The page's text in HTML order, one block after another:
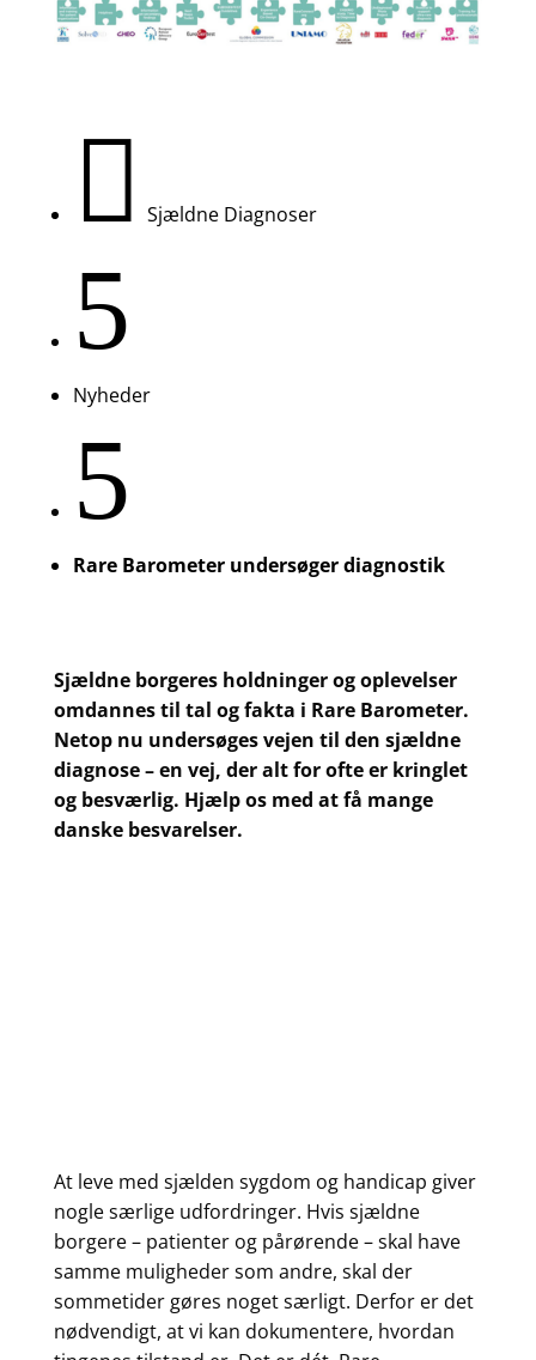
 Sjældne Diagnoser
5
Nyheder
5
Rare Barometer undersøger diagnostik
Sjældne borgeres holdninger og oplevelser
omdannes til tal og fakta i Rare Barometer.
Netop nu undersøges vejen til den sjældne
diagnose – en vej, der alt for ofte er kringlet
og besværlig. Hjælp os med at få mange
danske besvarelser.
At leve med sjælden sygdom og handicap giver
nogle særlige udfordringer. Hvis sjældne
borgere – patienter og pårørende – skal have
samme muligheder som andre, skal der
sommetider gøres noget særligt. Derfor er det
nødvendigt, at vi kan dokumentere, hvordan